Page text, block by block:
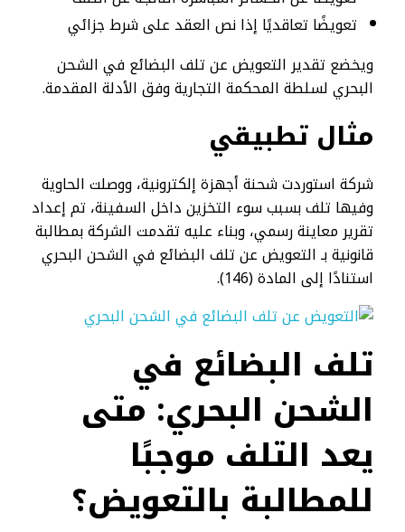
تعويضًا تعاقديًا إذا نص العقد على شرط جزائي
ويخضع تقدير التعويض عن تلف البضائع في الشحن
البحري لسلطة المحكمة التجارية وفق الأدلة المقدمة.
مثال تطبيقي
شركة استوردت شحنة أجهزة إلكترونية، ووصلت الحاوية
وفيها تلف بسبب سوء التخزين داخل السفينة، تم إعداد
تقرير معاينة رسمي، وبناء عليه تقدمت الشركة بمطالبة
قانونية بـ التعويض عن تلف البضائع في الشحن البحري
استنادًا إلى المادة (146).
تلف البضائع في
الشحن البحري: متى
يعد التلف موجبًا
للمطالبة بالتعويض؟